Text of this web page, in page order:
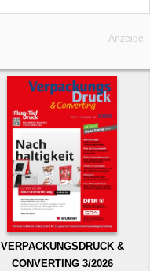
Anzeige
VERPACKUNGSDRUCK &
CONVERTING 3/2026